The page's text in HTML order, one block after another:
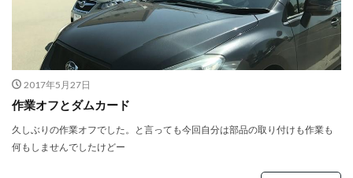
2017年5月27日
作業オフとダムカード
久しぶりの作業オフでした。と言っても今回自分は部品の取り付けも作業も
何もしませんでしたけどー